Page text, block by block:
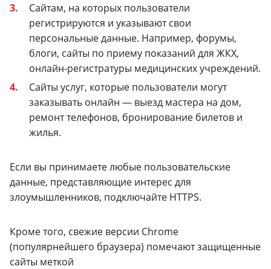
Сайтам, на которых пользователи
регистрируются и указывают свои
персональные данные. Например, форумы,
блоги, сайты по приему показаний для ЖКХ,
онлайн-регистратуры медицинских учреждений.
Сайты услуг, которые пользователи могут
заказывать онлайн — выезд мастера на дом,
ремонт телефонов, бронирование билетов и
жилья.
Если вы принимаете любые пользовательские
данные, представляющие интерес для
злоумышленников, подключайте HTTPS.
Кроме того, свежие версии Chrome
(популярнейшего браузера) помечают защищенные
сайты меткой